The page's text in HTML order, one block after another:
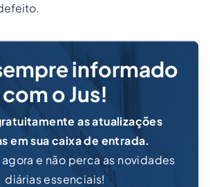
informado
com o Jus!
as atualizações
em sua caixa de entrada.
e não perca as novidades
diárias essenciais!